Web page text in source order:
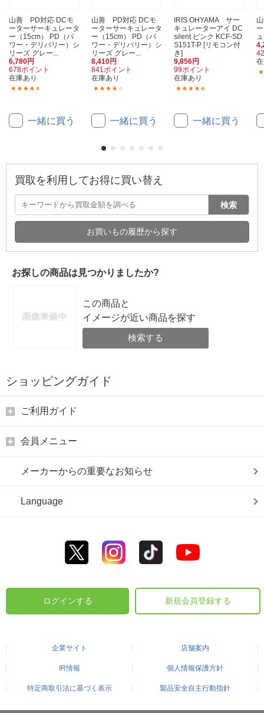
山善 PD対応 DCモ
ーターサーキュレータ
ー（15cm） PD（パ
ワー・デリバリー）シ
リーズ グレー...
6,780円
678ポイント
在庫あり
一緒に買う
山善 PD対応 DCモ
ーターサーキュレータ
ー（15cm） PD（パ
ワー・デリバリー）シ
リーズ グレー...
8,410円
841ポイント
在庫あり
一緒に買う
IRIS OHYAMA サー
キュレーターアイ DC
silent ピンク KCF-SD
S151T-P [リモコン付
き]
9,856円
99ポイント
在庫あり
一緒に買う
買取を利用してお得に買い替え
検索
お買いもの履歴から探す
お探しの商品は見つかりましたか?
この商品と
イメージが近い商品を探す
検索する
ショッピングガイド
ご利用ガイド
会員メニュー
メーカーからの重要なお知らせ
Language
ログインする 新規会員登録する
企業サイト 店舗案内
IR情報 個人情報保護方針
特定商取引法に基づく表示 製品安全自主行動指針